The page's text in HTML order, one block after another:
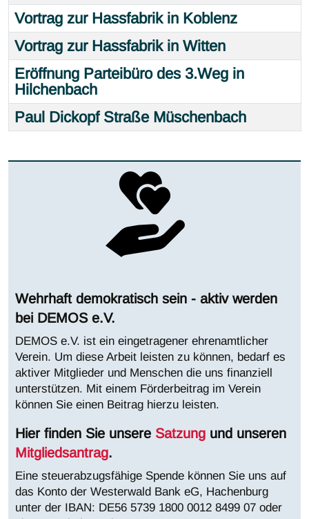
Vortrag zur Hassfabrik in Koblenz
Vortrag zur Hassfabrik in Witten
Eröffnung Parteibüro des 3.Weg in
Hilchenbach
Paul Dickopf Straße Müschenbach
Wehrhaft demokratisch sein - aktiv werden
bei DEMOS e.V.
DEMOS e.V. ist ein eingetragener ehrenamtlicher
Verein. Um diese Arbeit leisten zu können, bedarf es
aktiver Mitglieder und Menschen die uns finanziell
unterstützen. Mit einem Förderbeitrag im Verein
können Sie einen Beitrag hierzu leisten.
Hier finden Sie unsere Satzung und unseren
Mitgliedsantrag.
Eine steuerabzugsfähige Spende können Sie uns auf
das Konto der Westerwald Bank eG, Hachenburg
unter der IBAN: DE56 5739 1800 0012 8499 07 oder